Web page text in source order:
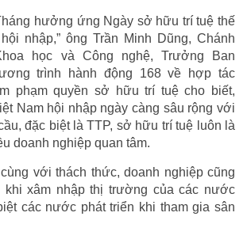
hưởng ứng Ngày sở hữu trí tuệ thế
nhập,” ông Trần Minh Dũng, Chánh
học và Công nghệ, Trưởng Ban
trình hành động 168 về hợp tác
phạm quyền sở hữu trí tuệ cho biết,
Nam hội nhập ngày càng sâu rộng với
đặc biệt là TTP, sở hữu trí tuệ luôn là
doanh nghiệp quan tâm.
với thách thức, doanh nghiệp cũng
khi xâm nhập thị trường của các nước
các nước phát triển khi tham gia sân